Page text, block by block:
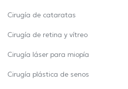
Cirugía de cataratas
Cirugía de retina y vítreo
Cirugía láser para miopía
Cirugía plástica de senos